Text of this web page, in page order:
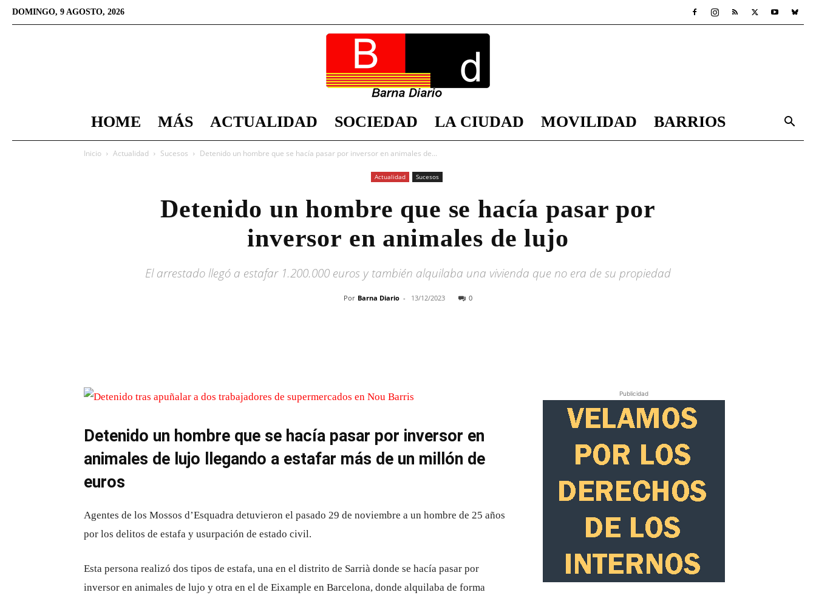
DOMINGO, 9 AGOSTO, 2026
Diario
HOME MÁS ACTUALIDAD SOCIEDAD LA CIUDAD MOVILIDAD BARRIOS
Inicio Actualidad Sucesos Detenido un hombre que se hacía pasar por inversor en animales de...
Actualidad Sucesos
Detenido un hombre que se hacía pasar por
inversor en animales de lujo
El arrestado llegó a estafar 1.200.000 euros y también alquilaba una vivienda que no era de su propiedad
Por Barna Diario - 13/12/2023 0
Detenido un hombre que se hacía pasar por inversor en
animales de lujo llegando a estafar más de un millón de
euros
Agentes de los Mossos d’Esquadra detuvieron el pasado 29 de noviembre a un hombre de 25 años
por los delitos de estafa y usurpación de estado civil.
Esta persona realizó dos tipos de estafa, una en el distrito de Sarrià donde se hacía pasar por
inversor en animales de lujo y otra en el de Eixample en Barcelona, ​​donde alquilaba de forma
Publicidad